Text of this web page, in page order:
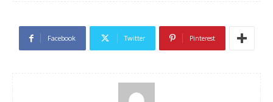
Facebook Twitter Pinterest